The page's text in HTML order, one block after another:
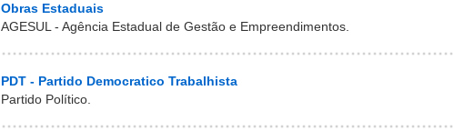
Obras Estaduais
AGESUL - Agência Estadual de Gestão e Empreendimentos.
PDT - Partido Democratico Trabalhista
Partido Político.